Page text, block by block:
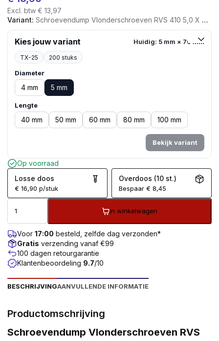
Excl. btw € 13,97
Variant: Schroevendump Vlonderschroeven RVS 410 5,0 X 70 200stuks TX-25
Kies jouw variant Huidig: 5 mm × 70 mm
TX-25 200 stuks
Diameter
4 mm 5 mm
Lengte
40 mm 50 mm 60 mm 80 mm 100 mm
Bekijk variant
Op voorraad
Losse doos
€ 16,90 p/stuk
Overdoos (10 st.)
Bespaar€ 8,45
In winkelwagen
Voor 17:00 besteld, zelfde dag verzonden*
Gratis verzending vanaf €99
100 dagen retourgarantie
Klantenbeoordeling 9.7/10
BESCHRIJVINGAANVULLENDE INFORMATIE
Productomschrijving
Schroevendump Vlonderschroeven RVS